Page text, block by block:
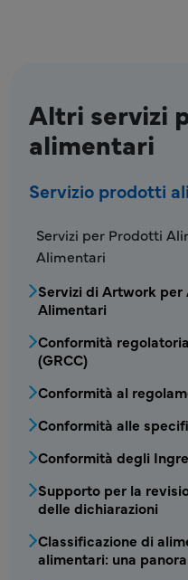
Altri servizi
alimentari
Servizio prodotti
FDS - Menu dei
Servizi per Prodotti
Alimentari
Servizi di Artwork
Alimentari
Conformità
(GRCC)
Conformità al
Conformità alle
Conformità degli
Supporto per la
delle dichiarazioni
Classificazione di
alimentari: una